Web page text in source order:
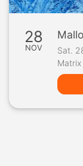
28
NOV
Sat.